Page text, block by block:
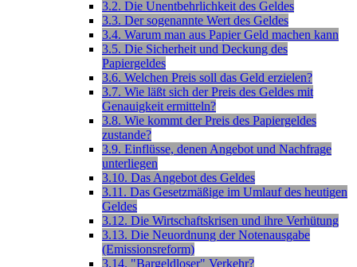
3.2. Die Unentbehrlichkeit des Geldes
3.3. Der sogenannte Wert des Geldes
3.4. Warum man aus Papier Geld machen kann
3.5. Die Sicherheit und Deckung des
Papiergeldes
3.6. Welchen Preis soll das Geld erzielen?
3.7. Wie läßt sich der Preis des Geldes mit
Genauigkeit ermitteln?
3.8. Wie kommt der Preis des Papiergeldes
zustande?
3.9. Einflüsse, denen Angebot und Nachfrage
unterliegen
3.10. Das Angebot des Geldes
3.11. Das Gesetzmäßige im Umlauf des heutigen
Geldes
3.12. Die Wirtschaftskrisen und ihre Verhütung
3.13. Die Neuordnung der Notenausgabe
(Emissionsreform)
3.14. "Bargeldloser" Verkehr?